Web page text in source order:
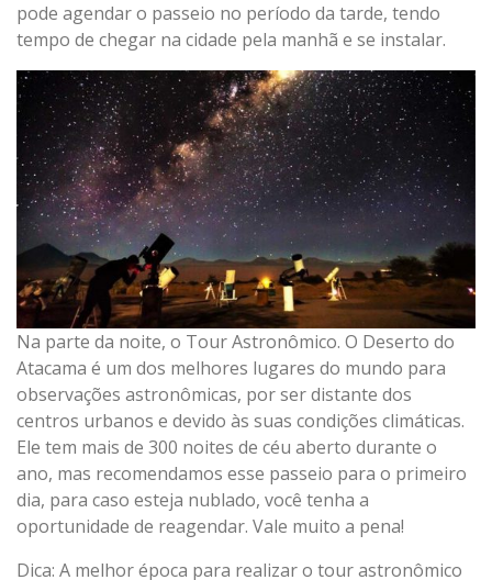
pode agendar o passeio no período da tarde, tendo
tempo de chegar na cidade pela manhã e se instalar.
Na parte da noite, o Tour Astronômico. O Deserto do
Atacama é um dos melhores lugares do mundo para
observações astronômicas, por ser distante dos
centros urbanos e devido às suas condições climáticas.
Ele tem mais de 300 noites de céu aberto durante o
ano, mas recomendamos esse passeio para o primeiro
dia, para caso esteja nublado, você tenha a
oportunidade de reagendar. Vale muito a pena!
Dica: A melhor época para realizar o tour astronômico